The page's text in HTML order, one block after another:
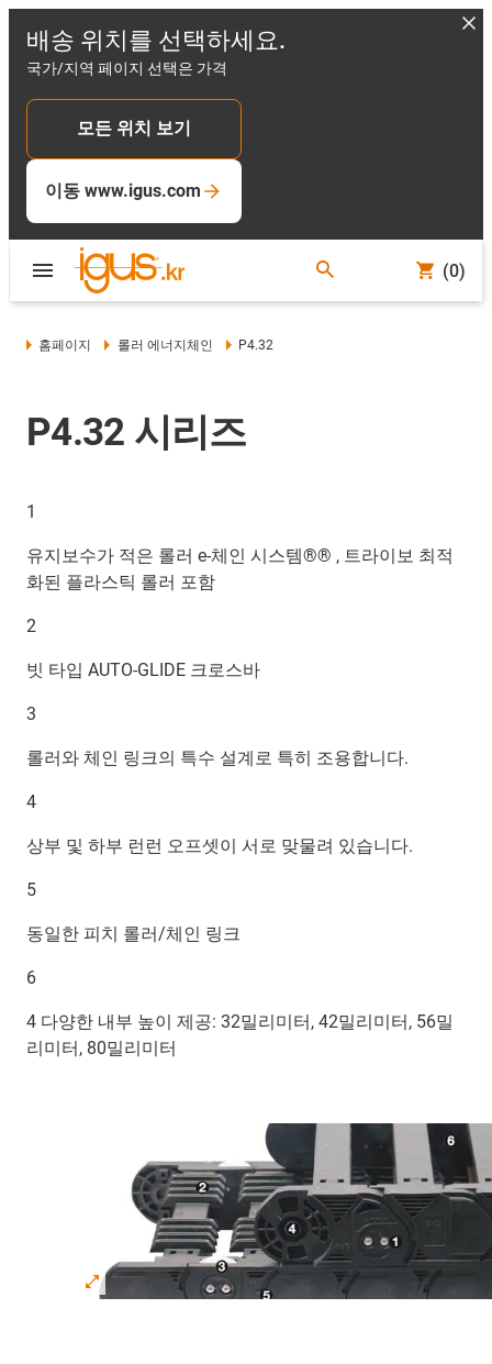
배송 위치를 선택하세요.
국가/지역 페이지 선택은 가격
모든 위치 보기
이동 www.igus.com
(0)
홈페이지 롤러 에너지체인 P4.32
P4.32 시리즈
1
유지보수가 적은 롤러 e-체인 시스템®® , 트라이보 최적
화된 플라스틱 롤러 포함
2
빗 타입 AUTO-GLIDE 크로스바
3
롤러와 체인 링크의 특수 설계로 특히 조용합니다.
4
상부 및 하부 런런 오프셋이 서로 맞물려 있습니다.
5
동일한 피치 롤러/체인 링크
6
4 다양한 내부 높이 제공: 32밀리미터, 42밀리미터, 56밀
리미터, 80밀리미터